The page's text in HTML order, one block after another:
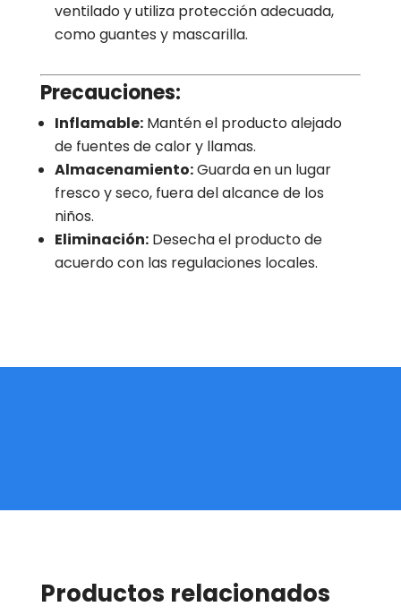
ventilado y utiliza protección adecuada,
como guantes y mascarilla.
Precauciones:
Inflamable:Mantén el producto alejado
de fuentes de calor y llamas.
Almacenamiento:Guarda en un lugar
fresco y seco, fuera del alcance de los
niños.
Eliminación:Desecha el producto de
acuerdo con las regulaciones locales.
Productos relacionados